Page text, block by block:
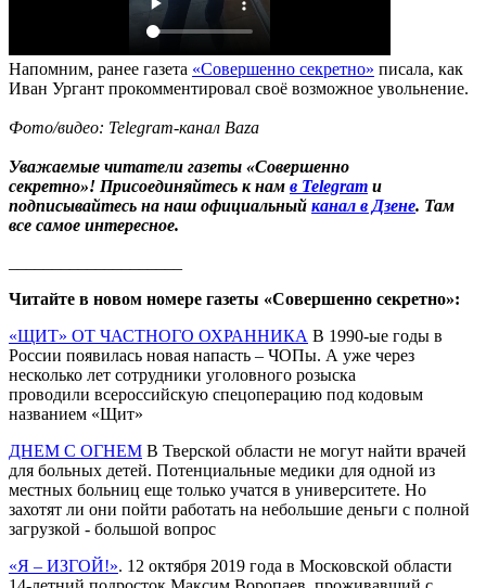
Напомним, ранее газета «Совершенно секретно» писала, как
Иван Ургант прокомментировал своё возможное увольнение.
Фото/видео: Telegram-канал Baza
Уважаемые читатели газеты «Совершенно
секретно»! Присоединяйтесь к нам в Telegram и
подписывайтесь на наш официальный канал в Дзене. Там
все самое интересное.
Читайте в новом номере газеты «Совершенно секретно»:
«ЩИТ» ОТ ЧАСТНОГО ОХРАННИКА В 1990-ые годы в
России появилась новая напасть – ЧОПы. А уже через
несколько лет сотрудники уголовного розыска
проводили всероссийскую спецоперацию под кодовым
названием «Щит»
ДНЕМ С ОГНЕМ В Тверской области не могут найти врачей
для больных детей. Потенциальные медики для одной из
местных больниц еще только учатся в университете. Но
захотят ли они пойти работать на небольшие деньги с полной
загрузкой - большой вопрос
«Я – ИЗГОЙ!». 12 октября 2019 года в Московской области